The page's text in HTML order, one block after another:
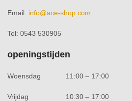
Email: info@ace-shop.com
Tel: 0543 530905
openingstijden
Woensdag
Vrijdag
11:00 – 17:00
10:30 – 17:00